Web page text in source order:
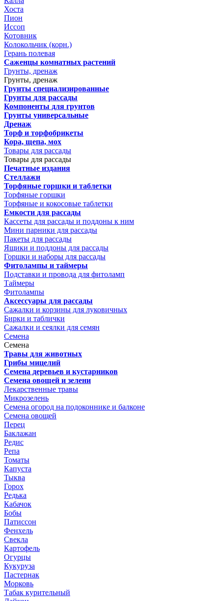
Хоста
Пион
Иссоп
Котовник
Колокольчик (корн.)
Герань полевая
Саженцы комнатных растений
Грунты, дренаж
Грунты, дренаж
Грунты специализированные
Грунты для рассады
Компоненты для грунтов
Грунты универсальные
Дренаж
Торф и торфобрикеты
Кора, щепа, мох
Товары для рассады
Товары для рассады
Печатные издания
Стеллажи
Торфяные горшки и таблетки
Торфяные горшки
Торфяные и кокосовые таблетки
Емкости для рассады
Кассеты для рассады и поддоны к ним
Мини парники для рассады
Пакеты для рассады
Ящики и поддоны для рассады
Горшки и наборы для рассады
Фитолампы и таймеры
Подставки и провода для фитоламп
Таймеры
Фитолампы
Аксессуары для рассады
Сажалки и корзины для луковичных
Бирки и таблички
Сажалки и сеялки для семян
Семена
Семена
Травы для животных
Грибы мицелий
Семена деревьев и кустарников
Семена овощей и зелени
Лекарственные травы
Микрозелень
Семена огород на подоконнике и балконе
Семена овощей
Перец
Баклажан
Редис
Репа
Томаты
Капуста
Тыква
Горох
Редька
Кабачок
Бобы
Патиссон
Фенхель
Свекла
Картофель
Огурцы
Кукуруза
Пастернак
Морковь
Табак курительный